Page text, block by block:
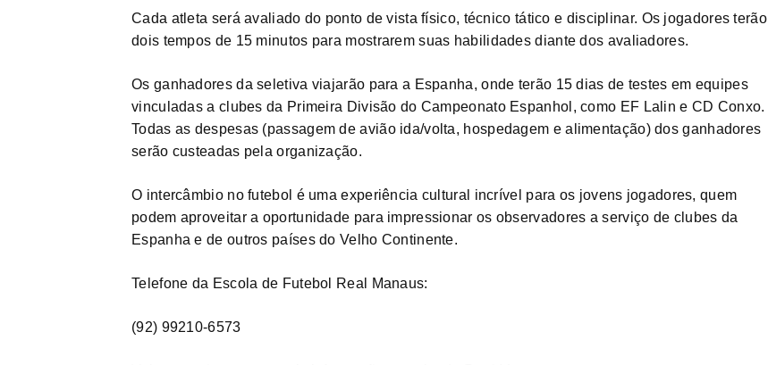
Cada atleta será avaliado do ponto de vista físico, técnico tático e disciplinar. Os jogadores terão
dois tempos de 15 minutos para mostrarem suas habilidades diante dos avaliadores.
Os ganhadores da seletiva viajarão para a Espanha, onde terão 15 dias de testes em equipes
vinculadas a clubes da Primeira Divisão do Campeonato Espanhol, como EF Lalin e CD Conxo.
Todas as despesas (passagem de avião ida/volta, hospedagem e alimentação) dos ganhadores
serão custeadas pela organização.
O intercâmbio no futebol é uma experiência cultural incrível para os jovens jogadores, quem
podem aproveitar a oportunidade para impressionar os observadores a serviço de clubes da
Espanha e de outros países do Velho Continente.
Telefone da Escola de Futebol Real Manaus:
(92) 99210-6573